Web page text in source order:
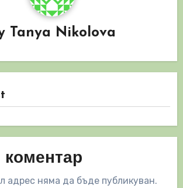
Tanya Nikolova
адрес няма да бъде публикуван.